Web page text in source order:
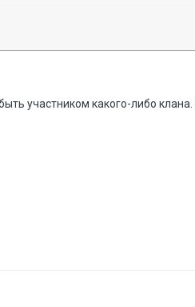
участником какого-либо клана.